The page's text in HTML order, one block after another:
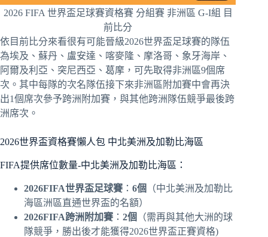
2026 FIFA 世界盃足球賽資格賽 分組賽 非洲區 G-I組 目
前比分
依目前比分來看很有可能晉級2026世界盃足球賽的隊伍
為埃及、蘇丹、盧安達、喀麥隆、摩洛哥、象牙海岸、
阿爾及利亞、突尼西亞、葛摩，可先取得非洲區9個席
次。其中每隊的次名隊伍接下來非洲區附加賽中會再決
出1個席次參予跨洲附加賽，與其他跨洲隊伍競爭最後跨
洲席次。
2026世界盃資格賽懶人包 中北美洲及加勒比海區
FIFA提供席位數量-中北美洲及加勒比海區：
2026FIFA世界盃足球賽 ： 6個
（中北美洲及加勒比
海區洲區直通世界盃的名額）
2026FIFA跨洲附加賽 ： 2個
（需再與其他大洲的球
隊競爭，勝出後才能獲得2026世界盃正賽資格)